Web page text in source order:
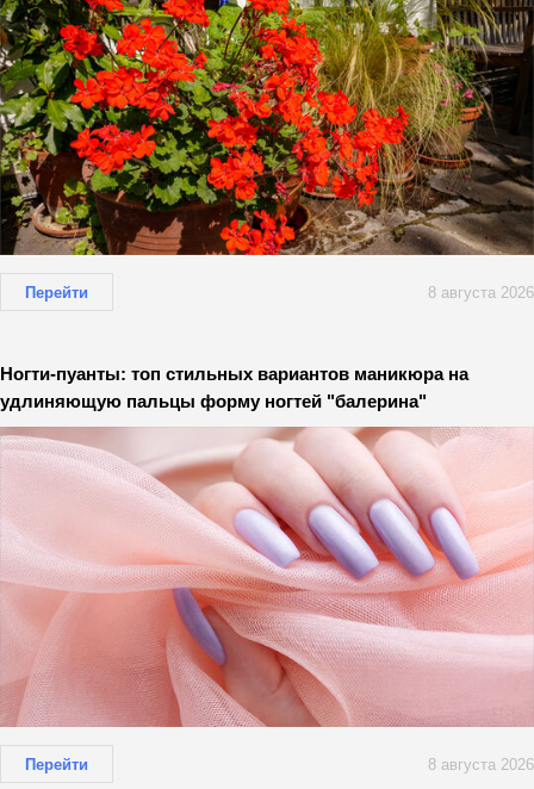
Перейти 8 августа 2026
Ногти-пуанты: топ стильных вариантов маникюра на
удлиняющую пальцы форму ногтей "балерина"
Перейти 8 августа 2026